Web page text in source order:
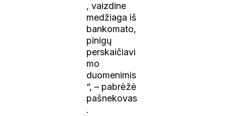
, vaizdine
medžiaga iš
bankomato,
pinigų
perskaičiavi
mo
duomenimis
“, – pabrėžė
pašnekovas
.